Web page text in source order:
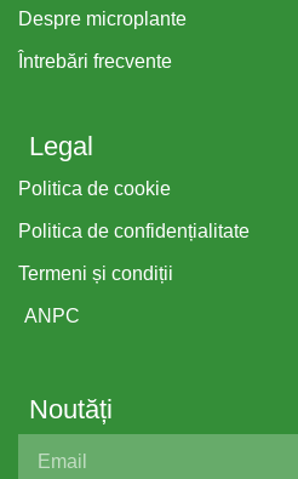
Despre microplante
Întrebări frecvente
Legal
Politica de cookie
Politica de confidențialitate
Termeni și condiții
ANPC
Noutăți